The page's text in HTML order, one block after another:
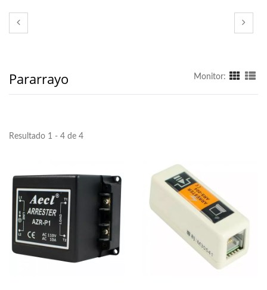
Pararrayo Monitor:
Resultado 1 - 4 de 4